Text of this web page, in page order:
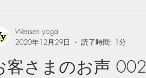
客さまのお声 002
Wensen yoga
2020年12月29日
読了時間: 1分